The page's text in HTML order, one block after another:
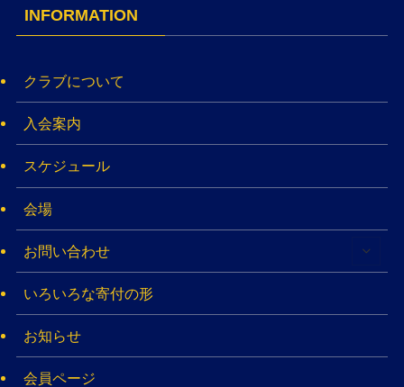
INFORMATION
クラブについて
入会案内
スケジュール
会場
お問い合わせ
いろいろな寄付の形
お知らせ
会員ページ